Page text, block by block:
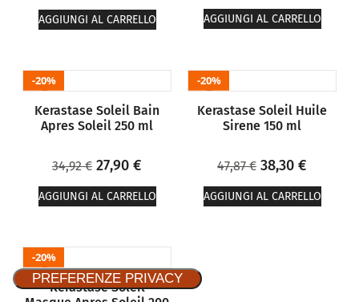
AGGIUNGI AL CARRELLO AGGIUNGI AL CARRELLO
20%
Kerastase Soleil Bain
Apres Soleil 250 ml
34,92€ 27,90 €
AGGIUNGI AL CARRELLO
20%
Kerastase Soleil Huile
Sirene 150 ml
47,87€ 38,30 €
AGGIUNGI AL CARRELLO
20%
Kerastase Soleil